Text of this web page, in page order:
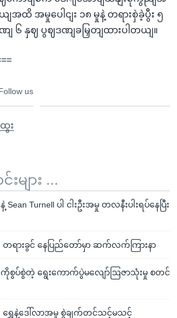
အထိ အမှုပေါငျး ၁၈ မှုနဲ့ တရားစှဲခဲ့ပွီး ၅
၆ နှဈ ပွဈဒဏျခမြှတျထားပါတယျ။
us
း
ျား ...
Turnell ပါ ငါးဦးအမှု တလနီးပါးရပ်နေပြီး
တရားခွင် နေပြည်တော်မှာ ဆက်လက်ကြားနာ
ကိုစွပ်စွဲတဲ့ ရွေးကောက်ပွဲမလျော်ဩဇာသုံးမှု စတင်
ရွှေနဲ့ဒေါ်လာအမှု စွဲချက်တင်သင့်မသင့်